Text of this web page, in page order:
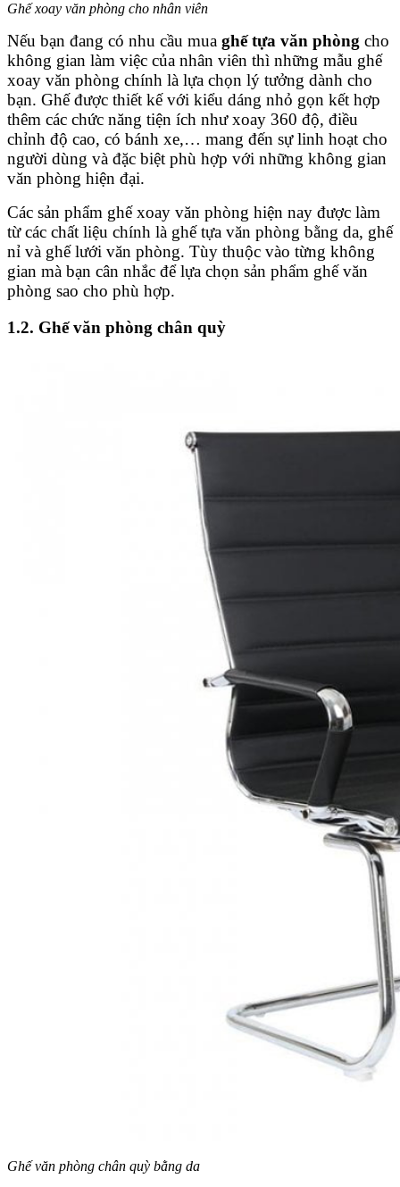
Ghế xoay văn phòng cho nhân viên
Nếu bạn đang có nhu cầu mua ghế tựa văn phòng cho
không gian làm việc của nhân viên thì những mẫu ghế
xoay văn phòng chính là lựa chọn lý tưởng dành cho
bạn. Ghế được thiết kế với kiểu dáng nhỏ gọn kết hợp
thêm các chức năng tiện ích như xoay 360 độ, điều
chỉnh độ cao, có bánh xe,… mang đến sự linh hoạt cho
người dùng và đặc biệt phù hợp với những không gian
văn phòng hiện đại.
Các sản phẩm ghế xoay văn phòng hiện nay được làm
từ các chất liệu chính là ghế tựa văn phòng bằng da, ghế
nỉ và ghế lưới văn phòng. Tùy thuộc vào từng không
gian mà bạn cân nhắc để lựa chọn sản phẩm ghế văn
phòng sao cho phù hợp.
1.2. Ghế văn phòng chân quỳ
Ghế văn phòng chân quỳ bằng da